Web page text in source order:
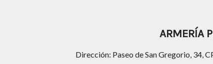
ARMERÍA
Dirección: Paseo de San Gregorio, 34,